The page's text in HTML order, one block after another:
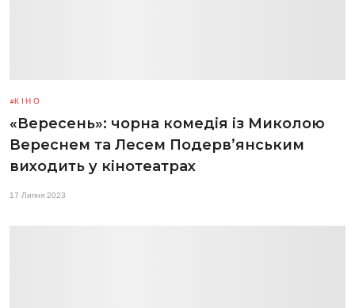
КІНО
«Вересень»: чорна комедія із Миколою
Вереснем та Лесем Подерв’янським
виходить у кінотеатрах
17 Липня 2023